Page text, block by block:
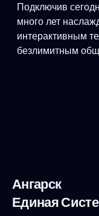
Подключив
много лет
интерактивным
безлимитным
Ангарск
Единая